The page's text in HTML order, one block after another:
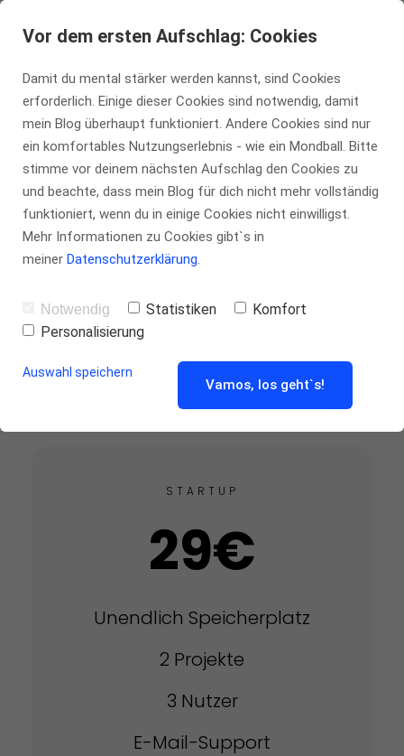
Preise
Franz jagt im komplett verwahrlosten
Taxi quer durch Bayern. Zwölf
den großen Sylter Deich. Vogel Quax
zwickt Johnys Pferd Bim.
STARTUP
29€
Unendlich Speicherplatz
2 Projekte
3 Nutzer
E-Mail-Support
Vor dem ersten Aufschlag: Cookies
Damit du mental stärker werden kannst, sind Cookies
erforderlich. Einige dieser Cookies sind notwendig, damit
mein Blog überhaupt funktioniert. Andere Cookies sind nur
ein komfortables Nutzungserlebnis - wie ein Mondball. Bitte
stimme vor deinem nächsten Aufschlag den Cookies zu
und beachte, dass mein Blog für dich nicht mehr vollständig
funktioniert, wenn du in einige Cookies nicht einwilligst.
Mehr Informationen zu Cookies gibt`s in
meiner Datenschutzerklärung.
Notwendig Statistiken
Komfort
Personalisierung
Auswahl speichern
Vamos, los geht`s!